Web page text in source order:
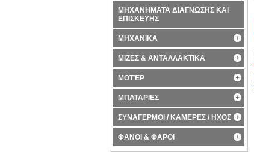
ΜΗΧΑΝΗΜΑΤΑ ΔΙΑΓΝΩΣΗΣ ΚΑΙ
ΕΠΙΣΚΕΥΗΣ
ΜΗΧΑΝΙΚΑ
ΜΙΖΕΣ & ΑΝΤΑΛΛΑΚΤΙΚΑ
ΜΟΤΈΡ
ΜΠΑΤΑΡΙΕΣ
ΣΥΝΑΓΕΡΜΟΙ / ΚΑΜΕΡΕΣ / ΗΧΟΣ
ΦΑΝΟΙ & ΦΑΡΟΙ